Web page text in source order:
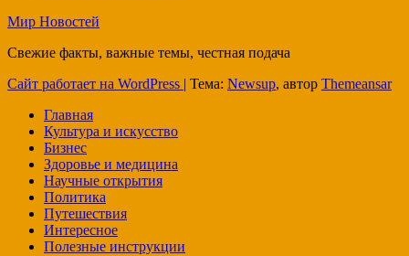
Мир Новостей
Свежие факты, важные темы, честная подача
Сайт работает на WordPress | Тема: Newsup, автор Themeansar
Главная
Культура и искусство
Бизнес
Здоровье и медицина
Научные открытия
Политика
Путешествия
Интересное
Полезные инструкции